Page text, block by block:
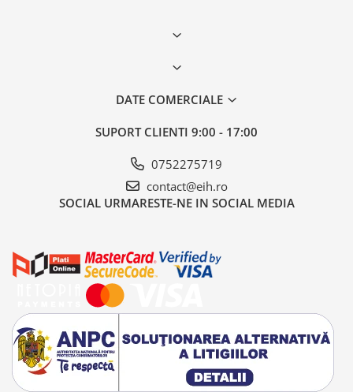
DATE COMERCIALE
SUPORT CLIENTI 9:00 - 17:00
0752275719
contact@eih.ro
SOCIAL URMARESTE-NE IN SOCIAL MEDIA